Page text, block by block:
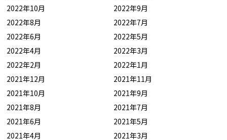
2022年10月
2022年9月
2022年8月
2022年7月
2022年6月
2022年5月
2022年4月
2022年3月
2022年2月
2022年1月
2021年12月
2021年11月
2021年10月
2021年9月
2021年8月
2021年7月
2021年6月
2021年5月
2021年4月
2021年3月